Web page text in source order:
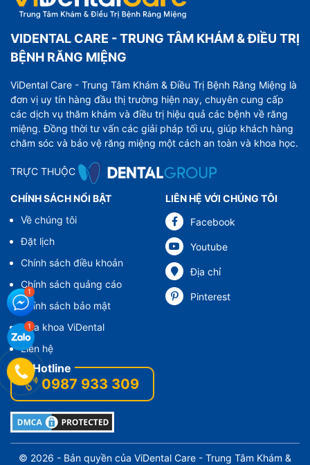
VIDENTAL CARE - TRUNG TÂM KHÁM & ĐIỀU TRỊ
BỆNH RĂNG MIỆNG
ViDental Care - Trung Tâm Khám & Điều Trị Bệnh Răng Miệng là
đơn vị uy tín hàng đầu thị trường hiện nay, chuyên cung cấp
các dịch vụ thăm khám và điều trị hiệu quả các bệnh về răng
miệng. Đồng thời tư vấn các giải pháp tối ưu, giúp khách hàng
chăm sóc và bảo vệ răng miệng một cách an toàn và khoa học.
TRỰC THUỘC
CHÍNH SÁCH NỔI BẬT
Về chúng tôi
Đặt lịch
Chính sách điều khoản
Chính sách quảng cáo
Chính sách bảo mật
Nha khoa ViDental
Liên hệ
LIÊN HỆ VỚI CHÚNG TÔI
Facebook
Youtube
Địa chỉ
Pinterest
0987 933 309
© 2026 - Bản quyền của ViDental Care - Trung Tâm Khám &